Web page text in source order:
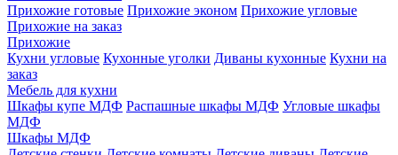
Прихожие готовые Прихожие эконом Прихожие угловые
Прихожие на заказ
Прихожие
Кухни угловые Кухонные уголки Диваны кухонные Кухни на
заказ
Мебель для кухни
Шкафы купе МДФ Распашные шкафы МДФ Угловые шкафы
МДФ
Шкафы МДФ